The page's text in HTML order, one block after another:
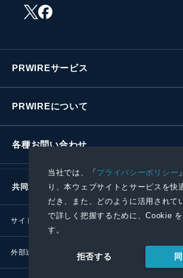
当社では、「プライバシーポリシー
り、本ウェブサイトとサービスを快
だき、また、どのように活用されて
で詳しく把握するために、Cookie
す。
拒否する
PRWIREサービス
PRWIREについて
各種お問い合わせ
共同通信社グループ
サイトポリシー プライバ
外部送信ポリシー プレスリ